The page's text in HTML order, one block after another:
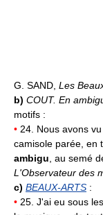
G. SAND, Les
b) COUT. En
motifs :
• 24. Nous avons
camisole parée, en
ambigu , au semé
L'Observateur des
c) BEAUX-ARTS :
• 25. J'ai eu sous